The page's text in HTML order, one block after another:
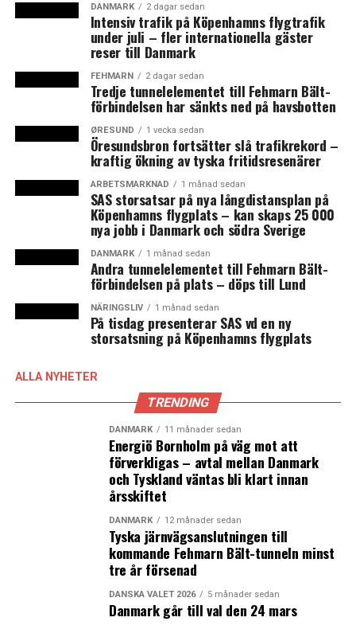
Även den nyss avslutade pollensäsongen för al bjöd på
ett nytt danskt rekord med en samlad koncentration på
2 646 pollen per kubikmeter luft. Mängden av
hasselpollen har också legat på höga nivåer i Danmark.
(News Øresund)
Köpenhamn och Stockholm tappar global
attraktionskraft
Tidig rapsblomning kan ge rekordskörd
DANMARK 2 dagar sedan
Intensiv trafik på Köpenhamns flygtrafik
under juli – fler internationella gäster
reser till Danmark
FEHMARN 2 dagar sedan
Tredje tunnelelementet till Fehmarn Bält-
förbindelsen har sänkts ned på havsbotten
ØRESUND 1 vecka sedan
Öresundsbron fortsätter slå trafikrekord –
kraftig ökning av tyska fritidsresenärer
ARBETSMARKNAD 1 månad sedan
SAS storsatsar på nya långdistansplan på
Köpenhamns flygplats – kan skaps 25 000
nya jobb i Danmark och södra Sverige
DANMARK 1 månad sedan
Andra tunnelelementet till Fehmarn Bält-
förbindelsen på plats – döps till Lund
NÄRINGSLIV 1 månad sedan
På tisdag presenterar SAS vd en ny
storsatsning på Köpenhamns flygplats
ALLA NYHETER
TRENDING
DANMARK 11 månader sedan
Energiö Bornholm på väg mot att
förverkligas – avtal mellan Danmark
och Tyskland väntas bli klart innan
årsskiftet
DANMARK 12 månader sedan
Tyska järnvägsanslutningen till
kommande Fehmarn Bält-tunneln minst
tre år försenad
DANSKA VALET 2026 5 månader sedan
Danmark går till val den 24 mars